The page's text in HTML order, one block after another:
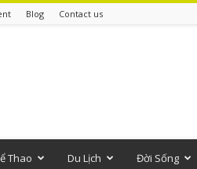
Blog Contact us
Thao Du Lịch Đời Sống